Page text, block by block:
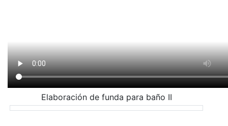
Elaboración de funda para baño II